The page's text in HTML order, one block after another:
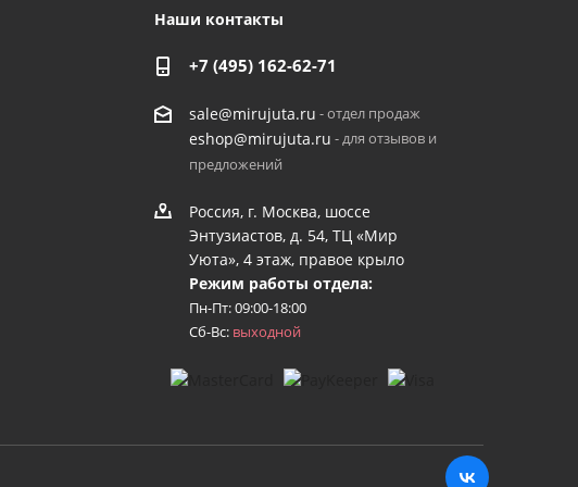
Наши контакты
+7 (495) 162-62-71
sale@mirujuta.ru - отдел продаж
eshop@mirujuta.ru - для отзывов и
предложений
Россия, г. Москва, шоссе
Энтузиастов, д. 54, ТЦ «Мир
Уюта», 4 этаж, правое крыло
Режим работы отдела:
Пн-Пт: 09:00-18:00
Сб-Вс: выходной